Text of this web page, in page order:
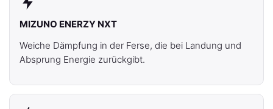
MIZUNO ENERZY NXT
Weiche Dämpfung in der Ferse, die bei Landung und
Absprung Energie zurückgibt.